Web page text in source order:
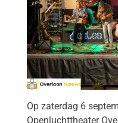
Op zaterdag 6
Openluchttheater